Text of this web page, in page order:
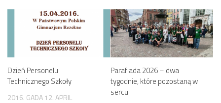
Dzień Personelu
Technicznego Szkoły
2016. GADA 12. APRIL
Parafiada 2026 – dwa
tygodnie, które pozostaną w
sercu